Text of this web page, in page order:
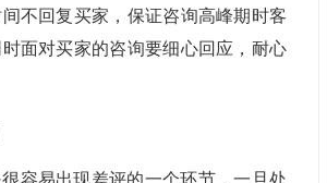
不回复买家，保证咨询高峰期时客
面对买家的咨询要细心回应，耐心
容易出现差评的一个环节，一旦处